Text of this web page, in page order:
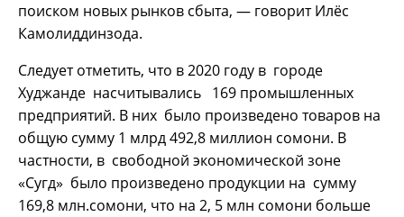
поиском новых рынков сбыта, — говорит Илёс
Камолиддинзода.
Следует отметить, что в 2020 году в городе
Худжанде насчитывались 169 промышленных
предприятий. В них было произведено товаров на
общую сумму 1 млрд 492,8 миллион сомони. В
частности, в свободной экономической зоне
«Сугд» было произведено продукции на сумму
169,8 млн.сомони, что на 2, 5 млн сомони больше